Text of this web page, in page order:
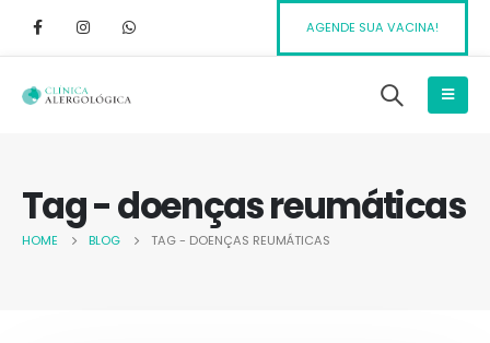
AGENDE SUA VACINA!
Tag - doenças reumáticas
HOME BLOG TAG - DOENÇAS REUMÁTICAS